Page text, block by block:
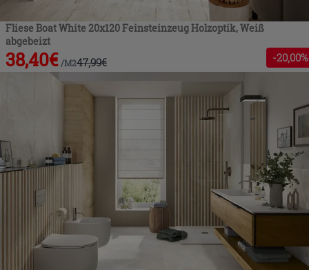
Fliese Boat White 20x120 Feinsteinzeug Holzoptik, Weiß
abgebeizt
38,40€ /M247,99€ -20,00%